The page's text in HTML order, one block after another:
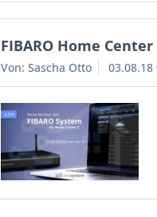
FIBARO Home
Von: Sascha Otto 03.08.18